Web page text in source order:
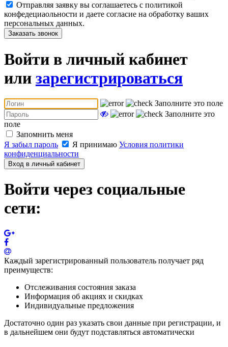
Отправляя заявку вы соглашаетесь с политикой
конфедециаольности и даете согласие на обработку ваших
персональных данных.
Заказать звонок
Войти в личный кабинет
или зарегистрироваться
Заполните это поле
Заполните это
поле
Запомнить меня
Я забыл пароль
Я принимаю Условия политики
конфиденциальности
Вход в личный кабинет
Войти через социальные
сети:
Каждый зарегистрированный пользователь получает ряд
преимуществ:
Отслеживания состояния заказа
Информация об акциях и скидках
Индивидуальные предложения
Достаточно один раз указать свои данные при регистрации, и
в дальнейшем они будут подставляться автоматически